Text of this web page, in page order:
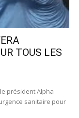
TOUS LES
président Alpha
sanitaire pour